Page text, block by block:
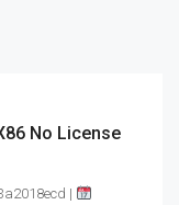
No License
|